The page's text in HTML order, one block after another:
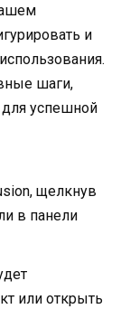
и
шаги,
успешной
щелкнув
в панели
или открыть